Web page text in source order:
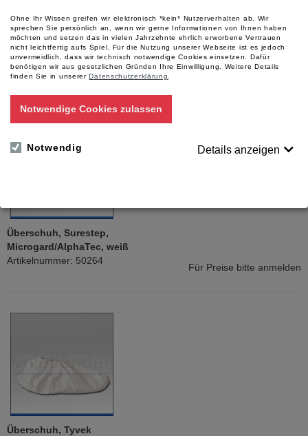
Überschuh, PP Vlies weiß mit
Laufsohle PE blau
Artikelnummer: 51810
Für Preise bitte anmelden
Überschuh, Surestep,
Microgard/AlphaTec, weiß
Artikelnummer: 50264
Für Preise bitte anmelden
Überschuh, Tyvek
Ohne Ihr Wissen greifen wir elektronisch *kein* Nutzerverhalten ab. Wir
sprechen Sie persönlich an, wenn wir gerne Informationen von Ihnen haben
möchten und setzen das in vielen Jahrzehnte ehrlich erworbene Vertrauen
nicht leichtfertig aufs Spiel. Für die Nutzung unserer Webseite ist es jedoch
unvermeidlich, dass wir technisch notwendige Cookies einsetzen. Dafür
benötigen wir aus gesetzlichen Gründen Ihre Einwilligung.
Weitere Details
finden Sie in unsererDatenschutzerklärung
Notwendige Cookies zulassen
Notwendig Details anzeigen